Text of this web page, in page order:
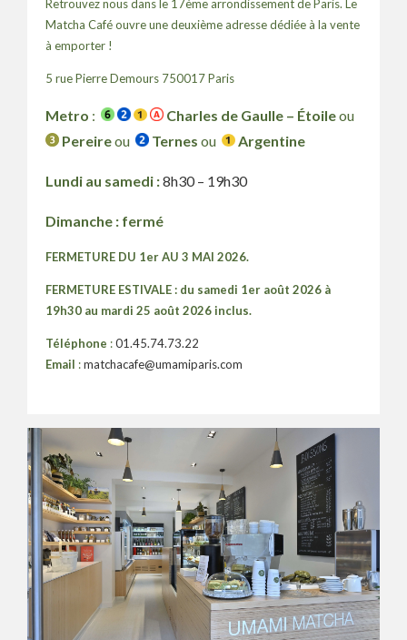
Retrouvez nous dans le 17ème arrondissement de Paris. Le
Matcha Café ouvre une deuxième adresse dédiée à la vente
à emporter !
5 rue Pierre Demours 750017 Paris
Metro : Charles de Gaulle – Étoileou
Pereireou Ternes ou Argentine
Lundi au samedi :8h30 – 19h30
Dimanche : fermé
FERMETURE DU 1er AU 3 MAI 2026.
FERMETURE ESTIVALE : du samedi 1er août 2026 à
19h30 au mardi 25 août 2026 inclus.
Téléphone :01.45.74.73.22
Email :matchacafe@umamiparis.com